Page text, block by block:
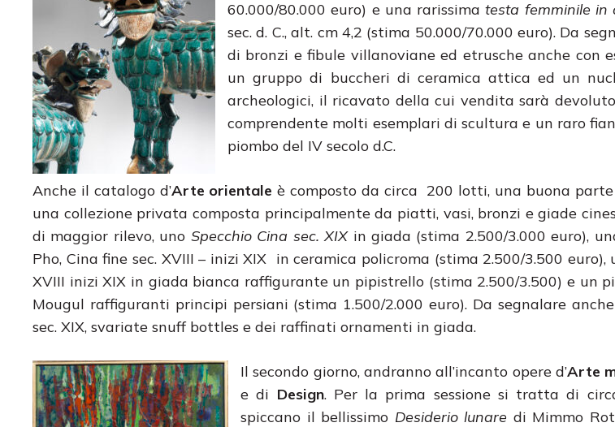
60.000/80.000 euro) e una rarissimatesta femminile in
sec. d. C., alt. cm 4,2 (stima 50.000/70.000 euro). Da
di bronzi e fibule villanoviane ed etrusche anche con
un gruppo di buccheri di ceramica attica ed un
archeologici, il ricavato della cui vendita sarà
comprendente molti esemplari di scultura e un raro
piombo del IV secolo d.C.
Anche il catalogo d’Arte orientale è composto da circa 200 lotti, una buona
una collezione privata composta principalmente da piatti, vasi, bronzi e giade
di maggior rilevo, uno Specchio Cina sec. XIX in giada (stima 2.500/3.000 euro),
Pho, Cina fine sec. XVIII – inizi XIX in ceramica policroma (stima 2.500/3.500 euro),
XVIII inizi XIX in giada bianca raffigurante un pipistrello (stima 2.500/3.500) e un
Mougul raffiguranti principi persiani (stima 1.500/2.000 euro). Da segnalare
sec. XIX, svariate snuff bottles e dei raffinati ornamenti in giada.
Il secondo giorno, andranno all’incanto opere d’Arte
e di Design. Per la prima sessione si tratta di
spiccano il bellissimo Desiderio lunare di Mimmo